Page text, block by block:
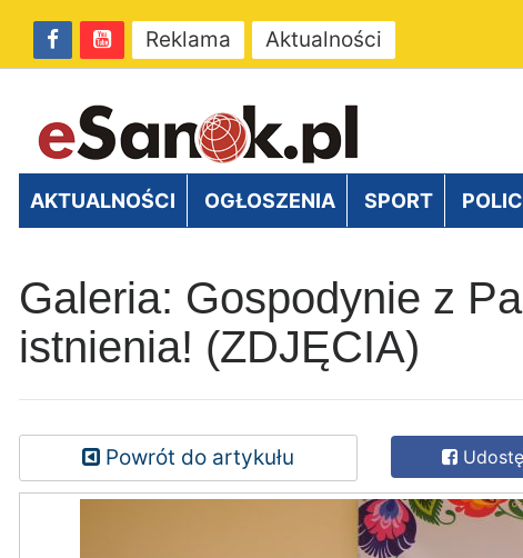
Reklama Aktualności
AKTUALNOŚCI OGŁOSZENIA SPORT
Galeria: Gospodynie z
istnienia! (ZDJĘCIA)
Powrót do artykułu